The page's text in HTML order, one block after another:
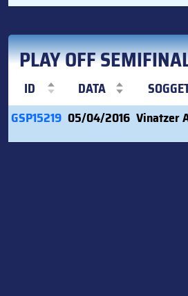
PLAY OFF
ID DATA
GSP15219 05/04/2016 Vinatzer